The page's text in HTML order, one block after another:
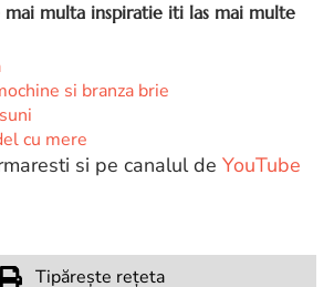
mai multa inspiratie iti las mai multe
si branza brie
cu mere
si pe canalul de YouTube
Tipărește rețeta